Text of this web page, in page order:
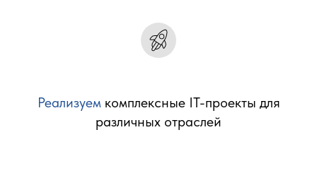
Реализуемкомплексные IT-проекты для
различных отраслей